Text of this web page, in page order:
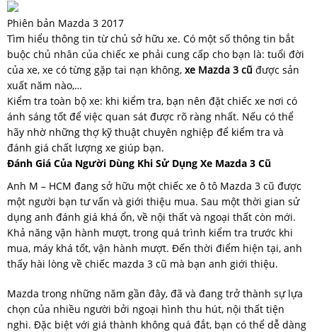
Phiên bản Mazda 3 2017
Tìm hiểu thông tin từ chủ sở hữu xe. Có một số thông tin bắt
buộc chủ nhân của chiếc xe phải cung cấp cho bạn là: tuổi đời
của xe, xe có từng gặp tai nạn không, xe Mazda 3 cũ được sản
xuất năm nào,…
Kiểm tra toàn bộ xe: khi kiểm tra, bạn nên đặt chiếc xe nơi có
ánh sáng tốt để việc quan sát được rõ ràng nhất. Nếu có thể
hãy nhờ những thợ kỹ thuật chuyên nghiệp để kiểm tra và
đánh giá chất lượng xe giúp bạn.
Đánh Giá Của Người Dùng Khi Sử Dụng Xe Mazda 3 Cũ
Anh M – HCM đang sở hữu một chiếc xe ô tô Mazda 3 cũ được
một người bạn tư vấn và giới thiệu mua. Sau một thời gian sử
dụng anh đánh giá khá ổn, về nội thất và ngoại thất còn mới.
Khả năng vận hành mượt, trong quá trình kiểm tra trước khi
mua, máy khá tốt, vận hành mượt. Đến thời điểm hiện tại, anh
thấy hài lòng về chiếc mazda 3 cũ mà bạn anh giới thiệu.
Mazda trong những năm gần đây, đã và đang trở thành sự lựa
chọn của nhiều người bởi ngoại hình thu hút, nội thất tiện
nghi. Đặc biệt với giá thành không quá đắt, bạn có thể dễ dàng